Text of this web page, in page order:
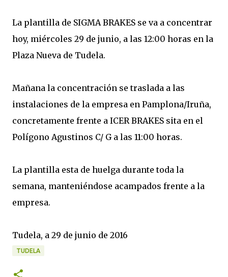
La plantilla de SIGMA BRAKES se va a concentrar
hoy, miércoles 29 de junio, a las 12:00 horas en la
Plaza Nueva de Tudela.
Mañana la concentración se traslada a las
instalaciones de la empresa en Pamplona/Iruña,
concretamente frente a ICER BRAKES sita en el
Polígono Agustinos C/ G a las 11:00 horas.
La plantilla esta de huelga durante toda la
semana, manteniéndose acampados frente a la
empresa.
Tudela, a 29 de junio de 2016
TUDELA